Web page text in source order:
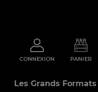
CONNEXION PANIER
Les Grands Formats